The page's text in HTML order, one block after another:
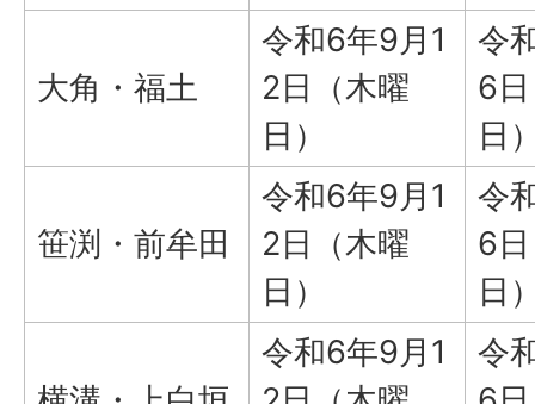
大角・福土
令和6年9月1
2日（木曜
日）
令
6
日
笹渕・前牟田
令和6年9月1
2日（木曜
日）
令
6
日
令和6年9月1
令